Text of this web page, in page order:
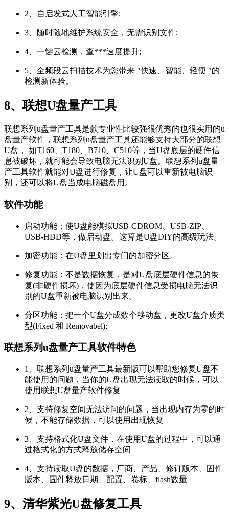
2、自启发式人工智能引擎;
3、随时随地维护系统安全，无需识别文件;
4、一键云检测，查***速度提升;
5、全频段云扫描技术为您带来 "快速、智能、轻便 "的
检测新体验。
8、联想U盘量产工具
联想系列u盘量产工具是款专业性比较强很优秀的也很实用的u
盘量产软件，联想系列u盘量产工具还能够支持大部分的联想
U盘， 如T160、T180、B710、C510等，当U盘底层的硬件信
息被破坏，就可能会导致电脑无法识别U盘。联想系列u盘量
产工具软件就能对U盘进行修复，让U盘可以重新被电脑识
别，还可以将U盘当成电脑磁盘用。
软件功能
启动功能：使U盘能模拟USB-CDROM、USB-ZIP、
USB-HDD等，做启动盘。这算是U盘DIY的高级玩法。
加密功能：在U盘里划出专门的加密分区。
修复功能：不是数据恢复，是对U盘底层硬件信息的恢
复(非硬件损坏)，使因为底层硬件信息受损电脑无法识
别的U盘重新被电脑识别出来。
分区功能：把一个U盘分成数个移动盘，更改U盘介质类
型(Fixed 和 Removabel);
联想系列u盘量产工具软件特色
1、联想系列u盘量产工具最新版可以帮助您修复U盘不
能使用的问题，当你的U盘出现无法读取的时候，可以
使用联想U盘量产软件修复
2、支持修复空间无法访问的问题，当出现内存为零的时
候，不能存储数据，可以使用出现恢复
3、支持格式化U盘文件，在使用U盘的过程中，可以通
过格式化的方式释放储存空间
4、支持读取U盘的数据，厂商、产品、修订版本、固件
版本、固件释放日期、配置、卷标、flash数量
9、清华紫光U盘修复工具